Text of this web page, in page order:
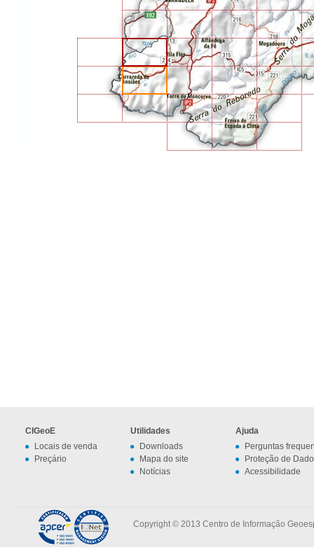
CIGeoE
Locais de venda
Preçário
Utilidades
Downloads
Mapa do site
Notícias
Ajuda
Perguntas
Proteção de
Acessibilidade
Copyright © 2013 Centro de Informação